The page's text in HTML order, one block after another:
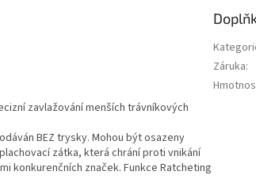
zavlažování menších trávníkových
BEZ trysky. Mohou být osazeny
zátka, která chrání proti vnikání
konkurenčních značek. Funkce Ratcheting
Záruka: